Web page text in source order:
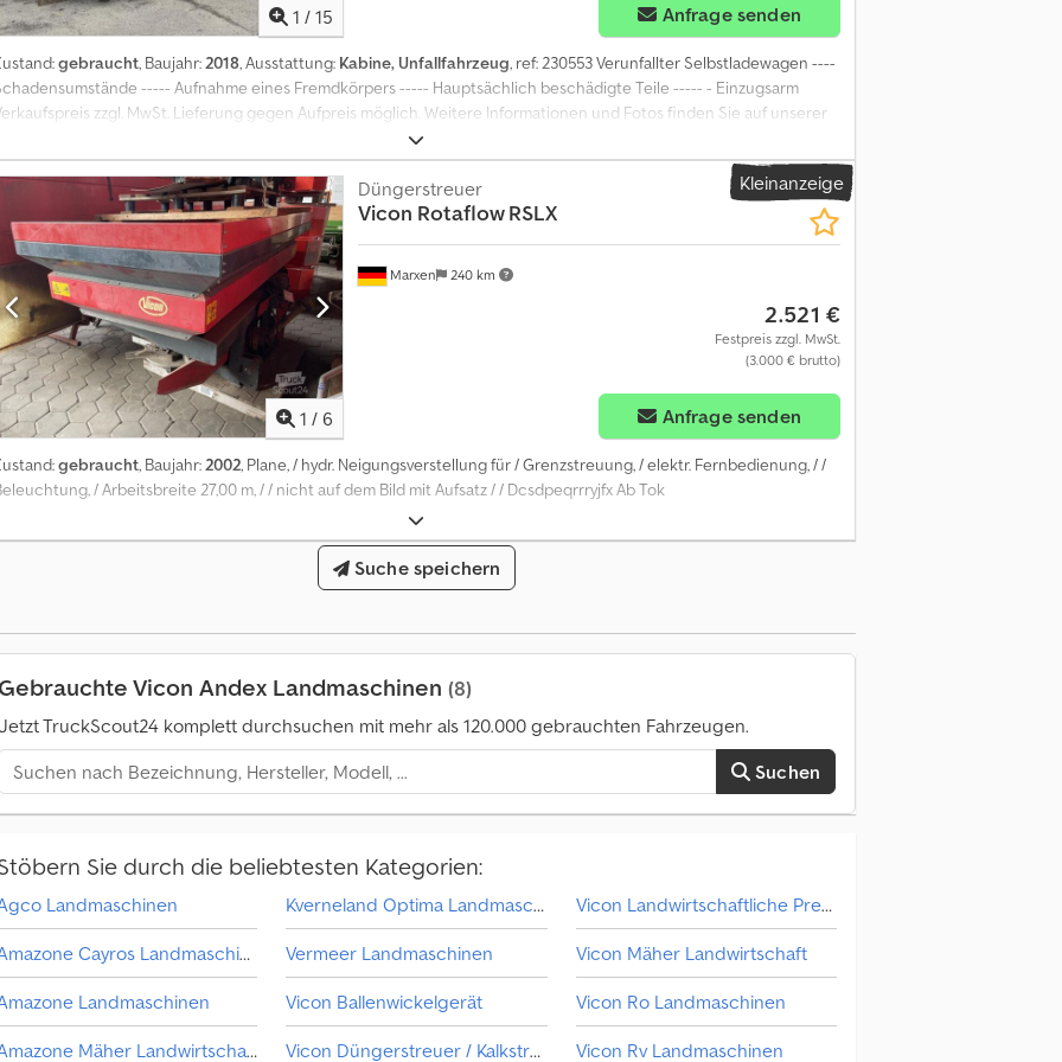
1 / 15 Anfrage senden
gebraucht, Baujahr:2018, Ausstattung: Kabine, Unfallfahrzeug, ref: 230553 Verunfallter Selbstladewagen ----
----- Aufnahme eines Fremdkörpers ----- Hauptsächlich beschädigte Teile ----- - Einzugsarm
zzgl. MwSt. Lieferung gegen Aufpreis möglich. Weitere Informationen und Fotos finden Sie auf unserer
Vereinbaren Sie einen Termin, damit wir Sie bestmöglich empfangen können! Unser Unternehmen,
auf An- und Verkauf, bietet Ihnen außerdem die Inzahlungnahme aller Arten von professionellem
an – basierend auf einer schnellen Begutachtung mit anschließender sofortiger Bezahlung. Wir freuen
Sie in unseren neuen Räumlichkeiten in der 17 Route d’Eschau, 67400 ILLKIRCH-GRAFFENSTADEN, begrüßen zu
Mit einem Maschinenpark von über 100.000 m² im Süden von Straßburg und einer komplett ausgestatteten
verfügen wir über mehr als 350 Maschinenreferenzen. Unser Sortiment umfasst Baumaschinen,
Landtechnik, Lkw, Pkw und Transporter – der Lagerbestand wird monatlich erneuert. *Angaben
Vorbehalt Lieferzeit (in Tagen): 1 Dsdep Ntkpspfx Ab Tock
Kleinanzeige
1 / 6
Marxen 240 km
Düngerstreuer
Vicon Rotaflow RSLX
2.521 €
Festpreis zzgl. MwSt.
(3.000 € brutto)
Anfrage senden
gebraucht, Baujahr:2002, Plane, / hydr. Neigungsverstellung für / Grenzstreuung, / elektr. Fernbedienung, / /
/ Arbeitsbreite 27,00 m, / / nicht auf dem Bild mit Aufsatz / / Dcsdpeqrrryjfx Ab Tok
Suche speichern
Vicon Andex Landmaschinen (8)
TruckScout24 komplett durchsuchen mit mehr als 120.000 gebrauchten Fahrzeugen.
Suchen
Sie durch die beliebtesten Kategorien:
Landmaschinen
Amazone Cayros Landmaschinen
Landmaschinen
Amazone Mäher Landwirtschaft
Kverneland Optima Landmaschinen
Vermeer Landmaschinen
Vicon Ballenwickelgerät
Vicon Düngerstreuer / Kalkstreuer
Vicon Landwirtschaftliche Presse
Vicon Mäher Landwirtschaft
Vicon Ro Landmaschinen
Vicon Rv Landmaschinen